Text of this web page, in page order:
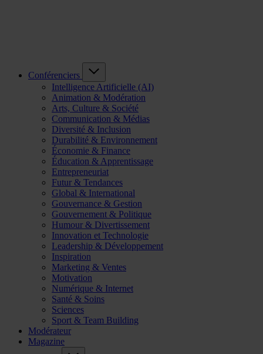
Conférenciers
Intelligence Artificielle (AI)
Animation & Modération
Arts, Culture & Société
Communication & Médias
Diversité & Inclusion
Durabilité & Environnement
Économie & Finance
Éducation & Apprentissage
Entrepreneuriat
Futur & Tendances
Global & International
Gouvernance & Gestion
Gouvernement & Politique
Humour & Divertissement
Innovation et Technologie
Leadership & Développement
Inspiration
Marketing & Ventes
Motivation
Numérique & Internet
Santé & Soins
Sciences
Sport & Team Building
Modérateur
Magazine